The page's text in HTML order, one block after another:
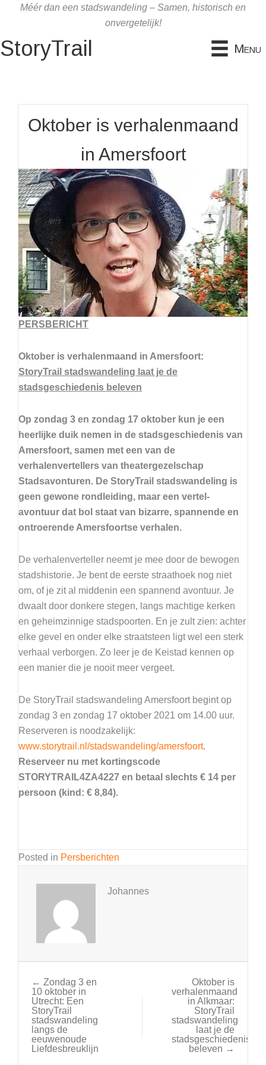
inhoud
Méér dan een stadswandeling – Samen, historisch en
onvergetelijk!
StoryTrail Menu
Oktober is verhalenmaand
in Amersfoort
PERSBERICHT
Oktober is verhalenmaand in Amersfoort:
StoryTrail stadswandeling laat je de
stadsgeschiedenis beleven
Op zondag 3 en zondag 17 oktober kun je een
heerlijke duik nemen in de stadsgeschiedenis van
Amersfoort, samen met een van de
verhalenvertellers van theatergezelschap
Stadsavonturen. De StoryTrail stadswandeling is
geen gewone rondleiding, maar een vertel-
avontuur dat bol staat van bizarre, spannende en
ontroerende Amersfoortse verhalen.
De verhalenverteller neemt je mee door de bewogen
stadshistorie. Je bent de eerste straathoek nog niet
om, of je zit al middenin een spannend avontuur. Je
dwaalt door donkere stegen, langs machtige kerken
en geheimzinnige stadspoorten. En je zult zien: achter
elke gevel en onder elke straatsteen ligt wel een sterk
verhaal verborgen. Zo leer je de Keistad kennen op
een manier die je nooit meer vergeet.
De StoryTrail stadswandeling Amersfoort begint op
zondag 3 en zondag 17 oktober 2021 om 14.00 uur.
Reserveren is noodzakelijk:
www.storytrail.nl/stadswandeling/amersfoort.
Reserveer nu met kortingscode
STORYTRAIL4ZA4227 en betaal slechts € 14 per
persoon (kind: € 8,84).
Posted in Persberichten
Johannes
← Zondag 3 en
10 oktober in
Utrecht: Een
StoryTrail
stadswandeling
langs de
eeuwenoude
Liefdesbreuklijn
Oktober is
verhalenmaand
in Alkmaar:
StoryTrail
stadswandeling
laat je de
stadsgeschiedenis
beleven →